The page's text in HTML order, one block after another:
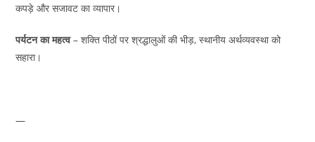
कपड़े और सजावट का व्यापार।
पर्यटन का महत्व– शक्ति पीठों पर श्रद्धालुओं की भीड़, स्थानीय अर्थव्यवस्था को
सहारा।
—